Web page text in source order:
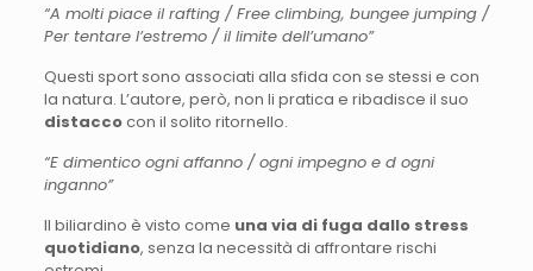
“A molti piace il rafting / Free climbing, bungee jumping /
Per tentare l’estremo / il limite dell’umano”
Questi sport sono associati alla sfida con se stessi e con
la natura. L’autore, però, non li pratica e ribadisce il suo
distaccocon il solito ritornello.
“E dimentico ogni affanno / ogni impegno e d ogni
inganno”
Il biliardino è visto come una via di fuga dallo stress
quotidiano, senza la necessità di affrontare rischi